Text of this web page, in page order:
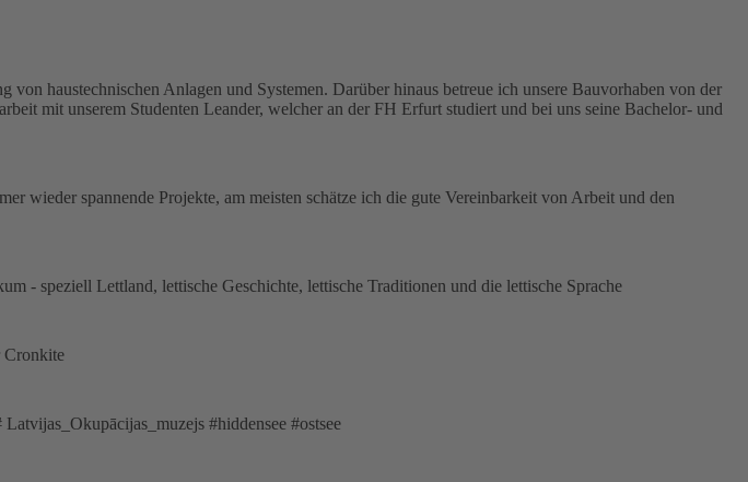
haustechnischen Anlagen und Systemen. Darüber hinaus betreue ich unsere Bauvorhaben von der
mit unserem Studenten Leander, welcher an der FH Erfurt studiert und bei uns seine Bachelor- und
wieder spannende Projekte, am meisten schätze ich die gute Vereinbarkeit von Arbeit und den
- speziell Lettland, lettische Geschichte, lettische Traditionen und die lettische Sprache
Cronkite
#hiddensee #ostsee